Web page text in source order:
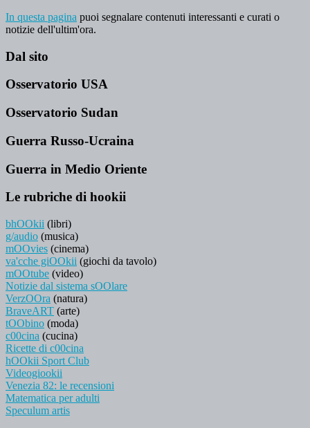
In questa pagina puoi segnalare contenuti interessanti e curati o
notizie dell'ultim'ora.
Dal sito
Osservatorio USA
Osservatorio Sudan
Guerra Russo-Ucraina
Guerra in Medio Oriente
Le rubriche di hookii
bhOOkii (libri)
g/audio (musica)
mOOvies (cinema)
va'cche giOOkii (giochi da tavolo)
mOOtube (video)
Notizie dal sistema sOOlare
VerzOOra (natura)
BraveART (arte)
tOObino (moda)
c00cina (cucina)
Ricette di c00cina
hOOkii Sport Club
Videogiookii
Venezia 82: le recensioni
Matematica per adulti
Speculum artis